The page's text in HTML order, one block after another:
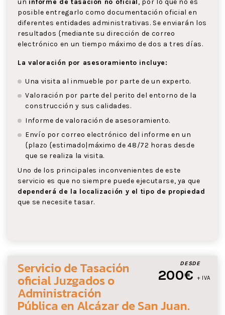
un informe de tasación no oficial, por lo que no es
posible entregarlo como documentación oficial en
diferentes entidades administrativas. Se enviarán los
resultados {mediante su dirección de correo
electrónico en un tiempo máximo de dos a tres días.
La valoración por asesoramiento incluye:
Una visita al inmueble por parte de un experto.
Valoración por parte del perito del entorno de la
construcción y sus calidades.
Informe de valoración de asesoramiento.
Envío por correo electrónico del informe en un
{plazo {estimado|máximo de 48/72 horas desde
que se realiza la visita.
Uno de los principales inconvenientes de este
servicio es que no siempre puede ejecutarse, ya que
dependerá de la localización y el tipo de propiedad
que se necesite tasar.
DESDE
200€ + IVA
Servicio de Tasación
oficial Juzgados o
Administración
Pública en Alcázar de San Juan.